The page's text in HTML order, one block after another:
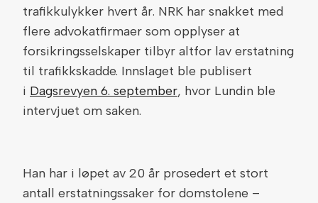
trafikkulykker hvert år. NRK har snakket med
flere advokatfirmaer som opplyser at
forsikringsselskaper tilbyr altfor lav erstatning
til trafikkskadde. Innslaget ble publisert
i Dagsrevyen 6. september, hvor Lundin ble
intervjuet om saken.
Han har i løpet av 20 år prosedert et stort
antall erstatningssaker for domstolene –